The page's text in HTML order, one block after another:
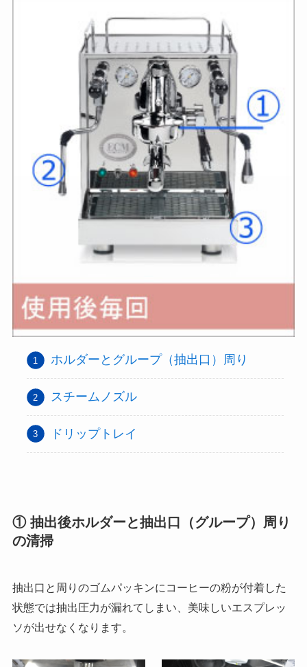
ホルダーとグループ（抽出口）周り
スチームノズル
ドリップトレイ
① 抽出後ホルダーと抽出口（グループ）周り
の清掃
抽出口と周りのゴムパッキンにコーヒーの粉が付着した
状態では抽出圧力が漏れてしまい、美味しいエスプレッ
ソが出せなくなります。